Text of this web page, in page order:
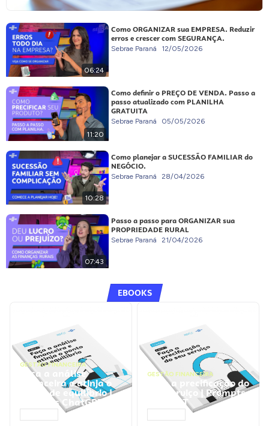
06:24
Como ORGANIZAR sua EMPRESA. Reduzir
erros e crescer com SEGURANÇA.
Sebrae Paraná 12/05/2026
11:20
Como definir o PREÇO DE VENDA. Passo a
passo atualizado com PLANILHA
GRATUITA
Sebrae Paraná 05/05/2026
10:28
Como planejar a SUCESSÃO FAMILIAR do
NEGÓCIO.
Sebrae Paraná 28/04/2026
07:43
Passo a passo para ORGANIZAR sua
PROPRIEDADE RURAL
Sebrae Paraná 21/04/2026
EBOOKS
GESTÃO FINANCEIRA
Faça a análise
financeira e atinja o
ponto de equilíbrio |
Prompts ChatGPT
GESTÃO FINANCEIRA
Faça a precificação do
seu serviço | Prompts
ChatGPT